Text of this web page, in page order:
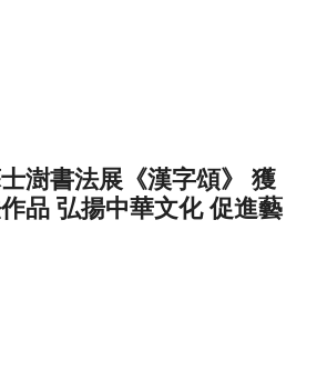
澍書法展《漢字頌》 獲
品 弘揚中華文化 促進藝